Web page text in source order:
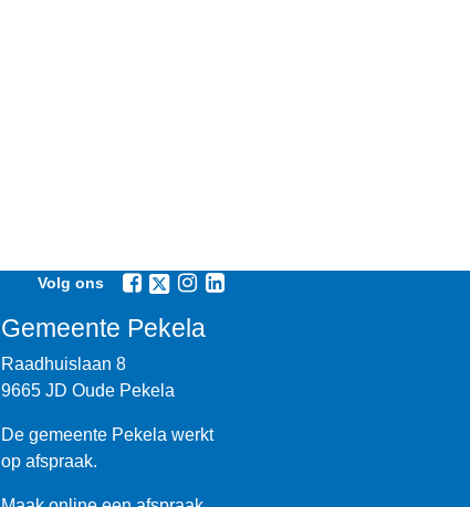
Volg ons
Gemeente Pekela
Raadhuislaan 8
9665 JD Oude Pekela
De gemeente Pekela werkt
op afspraak.